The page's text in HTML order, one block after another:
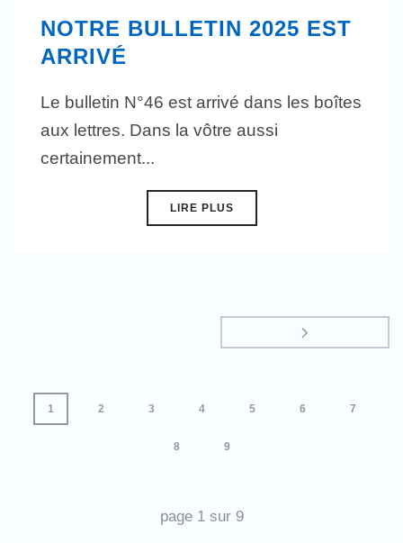
NOTRE BULLETIN 2025 EST
ARRIVÉ
Le bulletin N°46 est arrivé dans les boîtes
aux lettres. Dans la vôtre aussi
certainement...
LIRE PLUS
1 2 3 4 5 6 7
8 9
page 1 sur 9